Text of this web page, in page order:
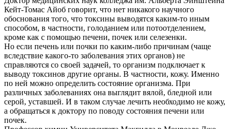
Кейт-Томас Айоб говорит, что нет никакого научного
обоснования того, что токсины выводятся каким-то иным
способом, в частности, голоданием или потоотделением,
кроме как с помощью печени, почек или селезенки.
Но если печень или почки по каким-либо причинам (чаще
вследствие какого-то заболевания этих органов) не
справляются со своей задачей, то организм подключает к
выводу токсинов другие органы. В частности, кожу. Именно
по ней можно определить состояние организма. При
различных заболеваниях она выглядит вялой, бледной или
серой, уставшей. И в таком случае лечить необходимо не кожу,
а обращаться к доктору по поводу состояния печени или
почек.